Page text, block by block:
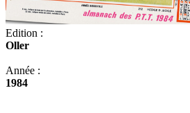
Edition :
Oller
Année :
1984